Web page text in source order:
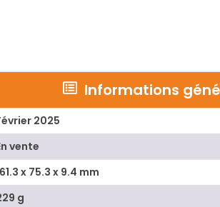
Informations
2025
vente
x 75.3 x 9.4 mm
g